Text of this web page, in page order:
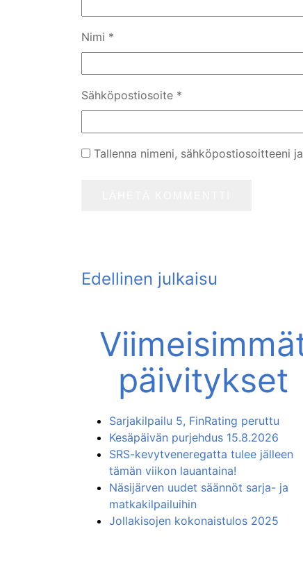
Nimi *
Sähköpostiosoite *
Tallenna nimeni, sähköpostiosoitteeni
päivitykset
Sarjakilpailu 5, FinRating peruttu
Kesäpäivän purjehdus 15.8.2026
SRS-kevytveneregatta tulee jälleen
tämän viikon lauantaina!
Näsijärven uudet säännöt sarja- ja
matkakilpailuihin
Jollakisojen kokonaistulos 2025